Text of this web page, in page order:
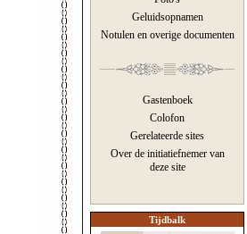
Geluidsopnamen
Notulen en overige documenten
Gastenboek
Colofon
Gerelateerde sites
Over de initiatiefnemer van
deze site
Tijdbalk